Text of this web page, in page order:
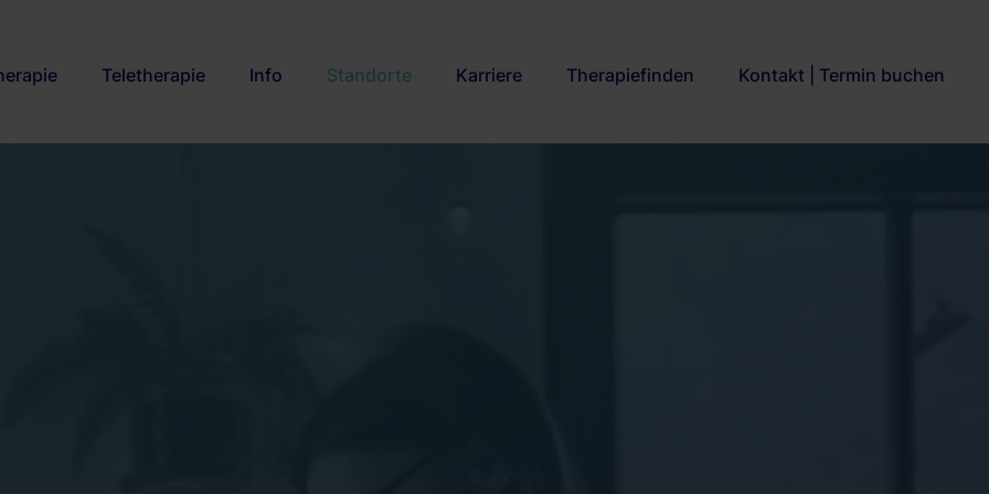
Teletherapie Info Standorte Karriere Therapiefinden Kontakt | Termin buchen